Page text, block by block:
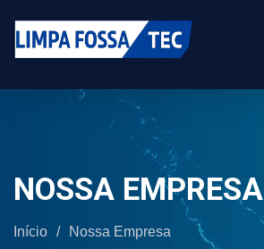
NOSSA EMPRESA
Início / Nossa Empresa